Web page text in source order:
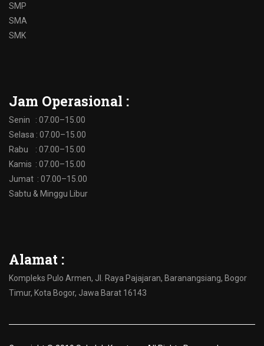
SMP
SMA
SMK
Jam Operasional :
Senin : 07.00–15.00
Selasa : 07.00–15.00
Rabu : 07.00–15.00
Kamis : 07.00–15.00
Jumat : 07.00–15.00
Sabtu & Minggu Libur
Alamat :
Kompleks Pulo Armen, Jl. Raya Pajajaran, Baranangsiang, Bogor
Timur, Kota Bogor, Jawa Barat 16143